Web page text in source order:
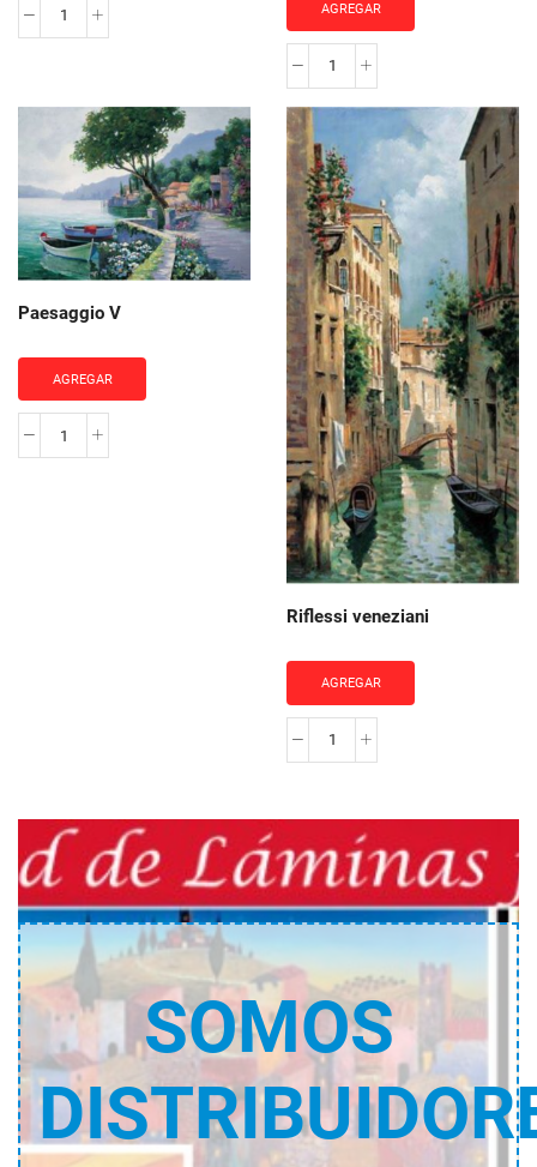
Borgo
AGREGAR
Riviera
sorrentina
cantidad
Paesaggio V
AGREGAR
Paesaggio
Riflessi veneziani
AGREGAR
Riflessi
SOMOS